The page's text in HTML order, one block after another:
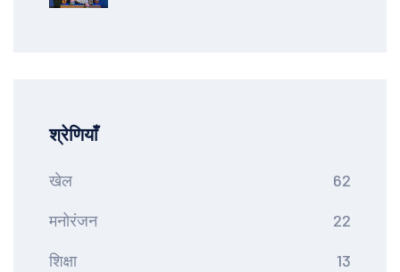
श्रेणियाँ
खेल 62
मनोरंजन 22
शिक्षा 13